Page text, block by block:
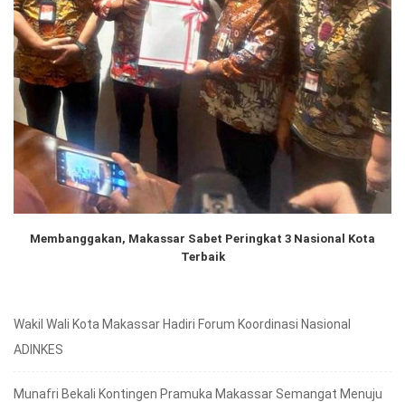
Membanggakan, Makassar Sabet Peringkat 3 Nasional Kota
Terbaik
Wakil Wali Kota Makassar Hadiri Forum Koordinasi Nasional
ADINKES
Munafri Bekali Kontingen Pramuka Makassar Semangat Menuju